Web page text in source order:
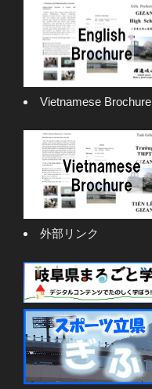
Vietnamese Brochure
外部リンク